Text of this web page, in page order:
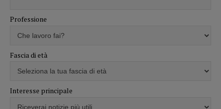
Professione
Fascia di età
Interesse principale